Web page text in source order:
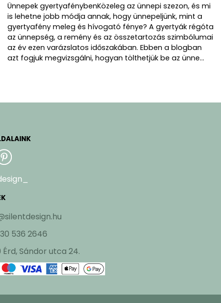
Ünnepek gyertyafénybenKözeleg az ünnepi szezon, és mi
is lehetne jobb módja annak, hogy ünnepeljünk, mint a
gyertyafény meleg és hívogató fénye? A gyertyák régóta
az ünnepség, a remény és az összetartozás szimbólumai
az év ezen varázslatos időszakában. Ebben a blogban
azt fogjuk megvizsgálni, hogyan tölthetjük be az ünne...
536 2646
Érd, Sándor utca 24.